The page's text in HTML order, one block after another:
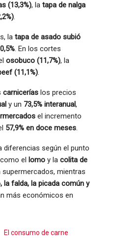
(13,3%), la tapa de nalga
.
la tapa de asado subió
. En los cortes
osobuco (11,7%), la
(11,1%).
carnicerías los precios
y un 73,5% interanual,
el incremento
57,9% en doce meses.
diferencias según el punto
el lomo y la colita de
mientras
la falda, la picada común y
más económicos en
El consumo de carne